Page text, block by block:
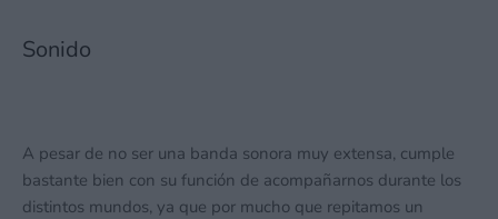
Sonido
A pesar de no ser una banda sonora muy extensa, cumple
bastante bien con su función de acompañarnos durante los
distintos mundos, ya que por mucho que repitamos un